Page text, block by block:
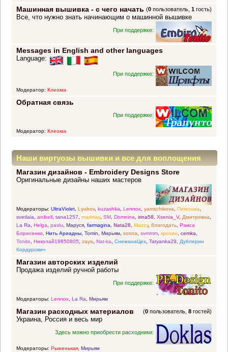
Машинная вышивка - с чего начать (0 пользователь,1 гость)
Все, что нужно знать начинающим о машинной вышивке
При поддержке:
Messages in English and other languages
Language:
При поддержке:
Модератор: Клеома
Обратная связь
При поддержке:
Модератор: Клеома
Наши виртуозы вышивки и все для воплощения
прекрасных идей
Магазин дизайнов - Embroidery Designs Store
Оригинальные дизайны наших мастеров
Модераторы: UltraViolet, Lyubov, kuzashka, Lennox, yamschikova, Пимошка,
svetlaia, anibell, tana1257, marimay, SM, Domnina, irina58, Xsenia_V, Дмитревна,
La Ra, Helga, pavlu, Маруся, farmagina, Nata28, Mazzy, благодать, Раиса
Борисенко, Нить Ариадны, Tomin, Мирьям, sosna, svmmm, крохин, cemka,
Tonito, Николай19850805, zaya, Nat-ka, СнежанаЦех, Tatyanka29, Дублерин
Кордурович
Магазин авторских изделий
Продажа изделий ручной работы
При поддержке:
Модераторы: Lennox, La Ra, Мирьям
Магазин расходных материалов (0 пользователь,8 гостей)
Украина, Россия и весь мир
Здесь можно приобрести расходники:
Модераторы: Рыженькая, Мирьям